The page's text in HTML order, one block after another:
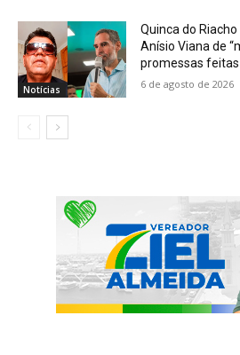
Notícias
Quinca do
Anísio Viana de
promessas
6 de agosto de 2026